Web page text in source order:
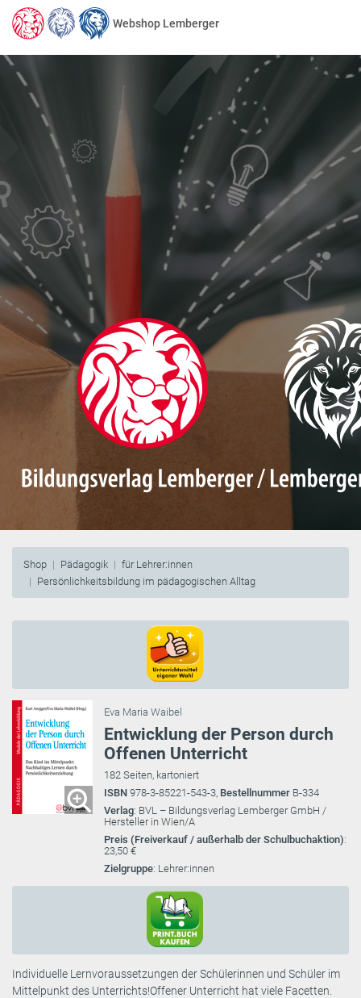
Webshop Lemberger
Shop Pädagogik
für Lehrer:innen
Persönlichkeitsbildung im pädagogischen Alltag
Eva Maria Waibel
Entwicklung der Person durch
Offenen Unterricht
182 Seiten, kartoniert
ISBN 978-3-85221-543-3, Bestellnummer B-334
Verlag: BVL – Bildungsverlag Lemberger GmbH /
Hersteller in Wien/A
Preis (Freiverkauf / außerhalb der Schulbuchaktion):
23,50 €
Zielgruppe: Lehrer:innen
Individuelle Lernvoraussetzungen der Schülerinnen und Schüler im
Mittelpunkt des Unterrichts!Offener Unterricht hat viele Facetten.